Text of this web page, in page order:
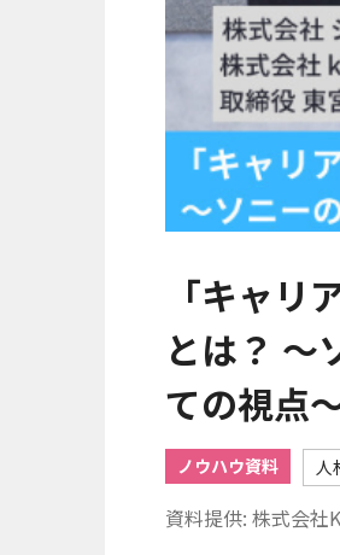
「キャ
とは？ ～
ての視点
ノウハウ資料 人
資料提供: 株式会社